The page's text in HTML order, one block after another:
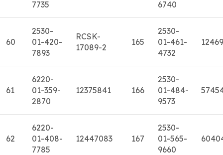
7735 6740
60
2530-
01-420-
7893
RCSK-
17089-2
165
2530-
01-461-
4732
61
6220-
01-359-
2870
12375841 166
2530-
01-484-
9573
62
6220-
01-408-
7785
12447083 167
2530-
01-565-
9660